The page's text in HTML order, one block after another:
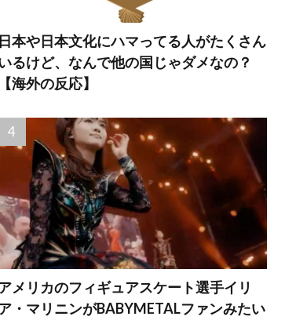
日本や日本文化にハマってる人がたくさん
るけど、なんで他の国じゃダメなの？
【海外の反応】
メリカのフィギュアスケート選手イリ
・マリニンがBABYMETALファンみたい